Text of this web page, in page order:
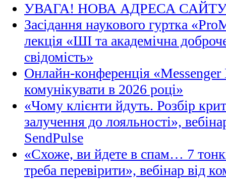
УВАГА! НОВА АДРЕСА
Засідання наукового гуртка
лекція «ШІ та академічна
свідомість»
Онлайн-конференція
комунікувати в 2026 році»
«Чому клієнти йдуть. Розбір
залучення до лояльності»,
SendPulse
«Схоже, ви йдете в спам… 7
треба перевірити», вебінар від